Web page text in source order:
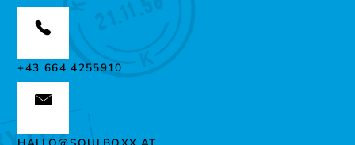
+43 664 4255910